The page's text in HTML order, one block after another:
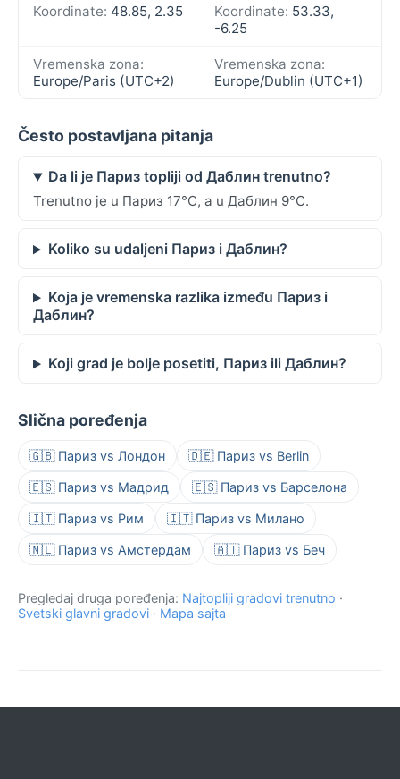
Koordinate: 48.85, 2.35 Koordinate: 53.33,
-6.25
Vremenska zona:
Europe/Paris (UTC+2)
Vremenska zona:
Europe/Dublin (UTC+1)
Često postavljana pitanja
Da li je Париз topliji od Даблин trenutno?
Trenutno je u Париз 17°C, a u Даблин 9°C.
Koliko su udaljeni Париз i Даблин?
Koja je vremenska razlika između Париз i
Даблин?
Koji grad je bolje posetiti, Париз ili Даблин?
Slična poređenja
🇬🇧 Париз vs Лондон 🇩🇪 Париз vs Berlin
🇪🇸 Париз vs Мадрид 🇪🇸 Париз vs Барселона
🇮🇹 Париз vs Рим 🇮🇹 Париз vs Милано
🇳🇱 Париз vs Амстердам 🇦🇹 Париз vs Беч
Pregledaj druga poređenja: Najtopliji gradovi trenutno ·
Svetski glavni gradovi · Mapa sajta